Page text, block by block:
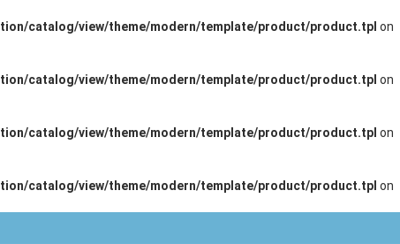
catalog/view/theme/modern/template/product/product.tpl on
catalog/view/theme/modern/template/product/product.tpl on
catalog/view/theme/modern/template/product/product.tpl on
catalog/view/theme/modern/template/product/product.tpl on